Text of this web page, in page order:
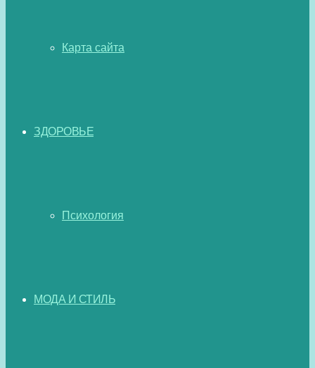
Карта сайта
ЗДОРОВЬЕ
Психология
МОДА И СТИЛЬ